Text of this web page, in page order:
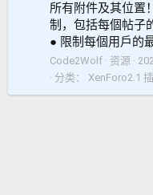
所有附件及其位置
制，包括每個帖子
● 限制每個用戶的
Code2Wolf 资源
分类： XenForo2.1